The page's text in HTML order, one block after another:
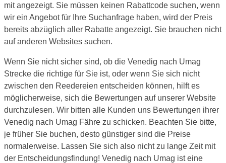
mit angezeigt. Sie müssen keinen Rabattcode suchen, wenn
wir ein Angebot für Ihre Suchanfrage haben, wird der Preis
bereits abzüglich aller Rabatte angezeigt. Sie brauchen nicht
auf anderen Websites suchen.
Wenn Sie nicht sicher sind, ob die Venedig nach Umag
Strecke die richtige für Sie ist, oder wenn Sie sich nicht
zwischen den Reedereien entscheiden können, hilft es
möglicherweise, sich die Bewertungen auf unserer Website
durchzulesen. Wir bitten alle Kunden uns Bewertungen ihrer
Venedig nach Umag Fähre zu schicken. Beachten Sie bitte,
je früher Sie buchen, desto günstiger sind die Preise
normalerweise. Lassen Sie sich also nicht zu lange Zeit mit
der Entscheidungsfindung! Venedig nach Umag ist eine